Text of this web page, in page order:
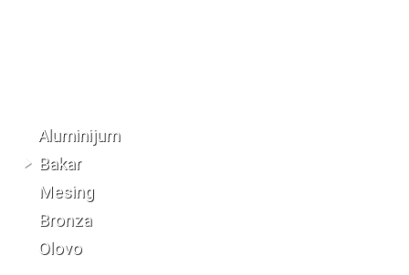
Aluminijum
Bakar
Mesing
Bronza
Olovo